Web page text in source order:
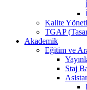
Kalite
TGAP
Akademik
Eğitim ve
Staj